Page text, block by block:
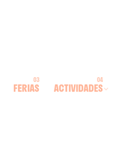
FERIAS ACTIVIDADES